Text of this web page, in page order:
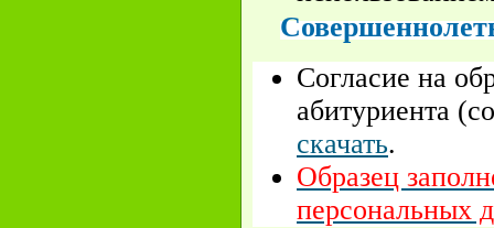
Согласие на
абитуриента
скачать.
Образец
персональных